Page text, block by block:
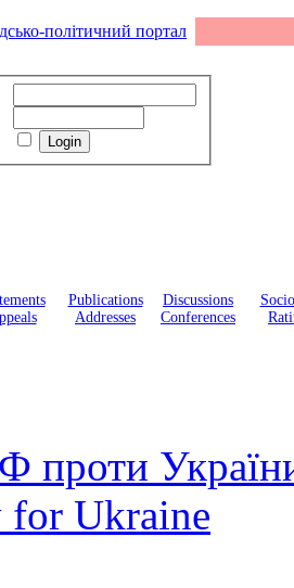
Publications
Addresses
Discussions
Conferences
проти
for Ukraine